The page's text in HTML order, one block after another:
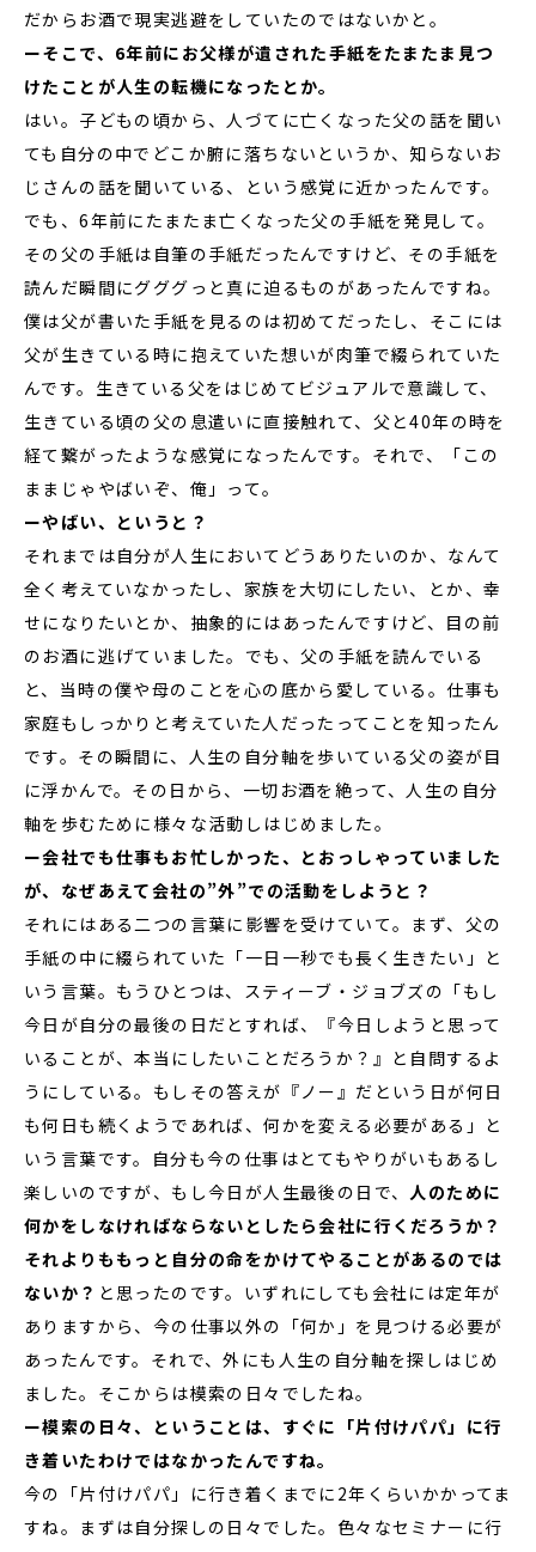
だからお酒で現実逃避をしていたのではないかと。
ーそこで、6年前にお父様が遺された手紙をたまたま見つ
けたことが人生の転機になったとか。
はい。子どもの頃から、人づてに亡くなった父の話を聞い
ても自分の中でどこか腑に落ちないというか、知らないお
じさんの話を聞いている、という感覚に近かったんです。
でも、6年前にたまたま亡くなった父の手紙を発見して。
その父の手紙は自筆の手紙だったんですけど、その手紙を
読んだ瞬間にグググっと真に迫るものがあったんですね。
僕は父が書いた手紙を見るのは初めてだったし、そこには
父が生きている時に抱えていた想いが肉筆で綴られていた
んです。生きている父をはじめてビジュアルで意識して、
生きている頃の父の息遣いに直接触れて、父と40年の時を
経て繋がったような感覚になったんです。それで、「この
ままじゃやばいぞ、俺」って。
ーやばい、というと？
それまでは自分が人生においてどうありたいのか、なんて
全く考えていなかったし、家族を大切にしたい、とか、幸
せになりたいとか、抽象的にはあったんですけど、目の前
のお酒に逃げていました。でも、父の手紙を読んでいる
と、当時の僕や母のことを心の底から愛している。仕事も
家庭もしっかりと考えていた人だったってことを知ったん
です。その瞬間に、人生の自分軸を歩いている父の姿が目
に浮かんで。その日から、一切お酒を絶って、人生の自分
軸を歩むために様々な活動しはじめました。
ー会社でも仕事もお忙しかった、とおっしゃっていました
が、なぜあえて会社の”外”での活動をしようと？
それにはある二つの言葉に影響を受けていて。まず、父の
手紙の中に綴られていた「一日一秒でも長く生きたい」と
いう言葉。もうひとつは、スティーブ・ジョブズの「もし
今日が自分の最後の日だとすれば、『今日しようと思って
いることが、本当にしたいことだろうか？』と自問するよ
うにしている。もしその答えが『ノー』だという日が何日
も何日も続くようであれば、何かを変える必要がある」と
いう言葉です。自分も今の仕事はとてもやりがいもあるし
楽しいのですが、もし今日が人生最後の日で、人のために
何かをしなければならないとしたら会社に行くだろうか？
それよりももっと自分の命をかけてやることがあるのでは
ないか？ と思ったのです。いずれにしても会社には定年が
ありますから、今の仕事以外の「何か」を見つける必要が
あったんです。それで、外にも人生の自分軸を探しはじめ
ました。そこからは模索の日々でしたね。
ー模索の日々、ということは、すぐに「片付けパパ」に行
き着いたわけではなかったんですね。
今の「片付けパパ」に行き着くまでに2年くらいかかってま
すね。まずは自分探しの日々でした。色々なセミナーに行